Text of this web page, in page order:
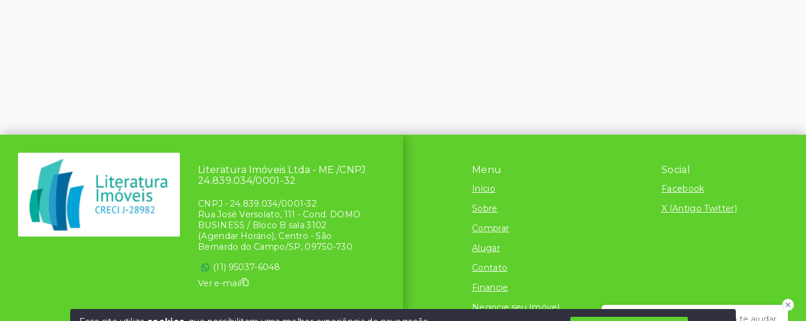
Menu
Início
Sobre
Comprar
Alugar
Contato
Financie
Negocie seu Imóvel
Social
Facebook
X (Antigo Twitter)
Literatura Imóveis Ltda - ME /CNPJ
24.839.034/0001-32
CNPJ - 24.839.034/0001-32
Rua José Versolato, 111 - Cond. DOMO
BUSINESS / Bloco B sala 3102
(Agendar Horário), Centro - São
Bernardo do Campo/SP, 09750-730
(11) 95037-6048
Ver e-mail